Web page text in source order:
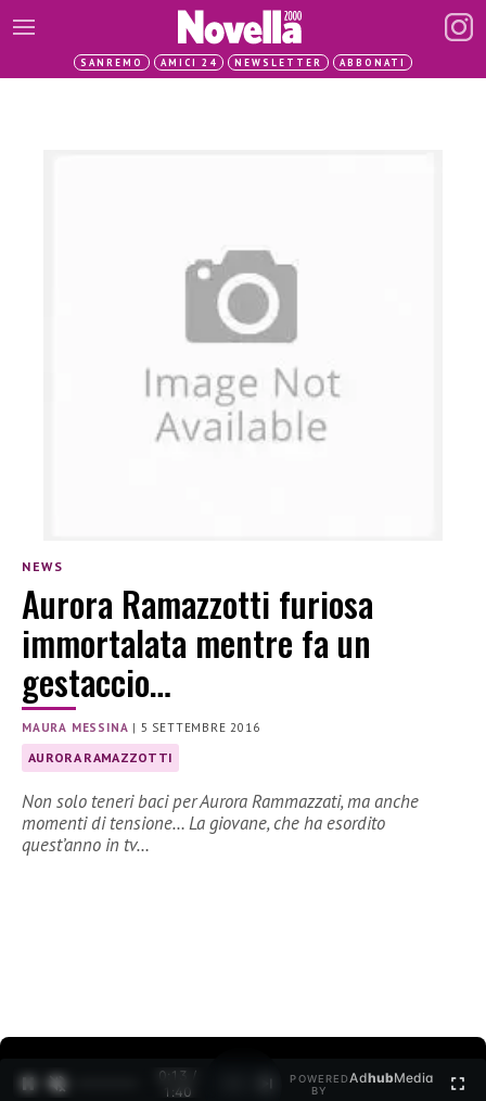
SANREMO AMICI 24 NEWSLETTER ABBONATI
NEWS
Aurora Ramazzotti furiosa
immortalata mentre fa un
gestaccio…
MAURA MESSINA | 5 SETTEMBRE 2016
AURORA RAMAZZOTTI
Non solo teneri baci per Aurora Rammazzati, ma anche
momenti di tensione… La giovane, che ha esordito
quest’anno in tv…
0:14 /
1:40
POWERED
BY
AdhubMedia